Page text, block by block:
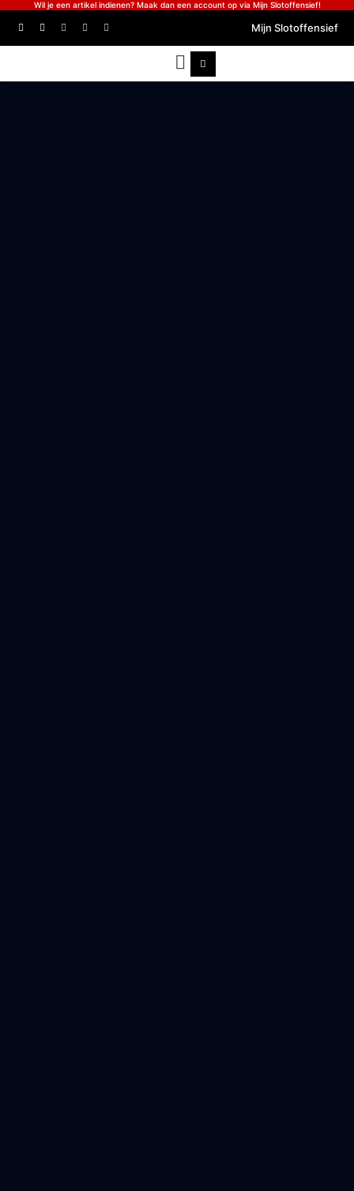
Wil je een artikel indienen? Maak dan een account op via Mijn Slotoffensief!
Mijn Slotoffensief